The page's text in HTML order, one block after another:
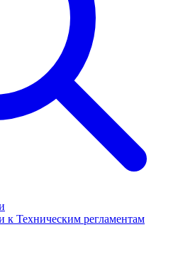
к Техническим регламентам